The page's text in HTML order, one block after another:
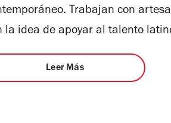
Trabajan con
la idea de apoyar al talento
Leer Más